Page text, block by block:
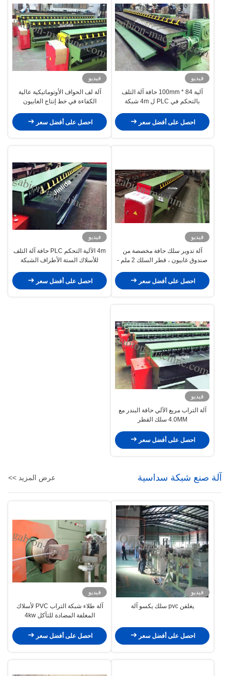
فيديو
آلية 84 * 100mm حافة آلة التلف
بالتحكم في PLC ل 4m شبكة
احصل على أفضل سعر
فيديو
آلة لف الحواف الأوتوماتيكية عالية
الكفاءة في خط إنتاج الغابيون
احصل على أفضل سعر
فيديو
آلة تدوير سلك حافة مخصصة من
صندوق غابيون ، قطر السلك 2 ملم -
احصل على أفضل سعر
فيديو
4m الآلية التحكم PLC حافة آلة التلف
للأسلاك الستة الأطراف الشبكة
احصل على أفضل سعر
فيديو
آلة التراب مربع الآلي حافة البندر مع
4.0MM سلك القطر
احصل على أفضل سعر
آلة صنع شبكة سداسية عرض المزيد >>
فيديو
يغلفن pvc سلك يكسو آلة
احصل على أفضل سعر
فيديو
آلة طلاء شبكة التراب PVC لأسلاك
المغلفة المضادة للتآكل 4kw
احصل على أفضل سعر